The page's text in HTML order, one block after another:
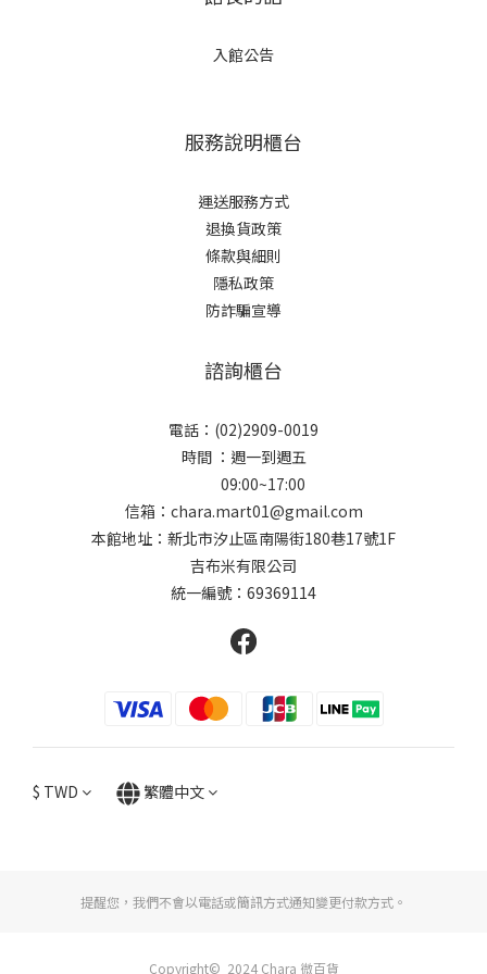
入館公告
服務說明櫃台
運送服務方式
退換貨政策
條款與細則
隱私政策
防詐騙宣導
諮詢櫃台
電話：(02)2909-0019
時間 ：週一到週五
09:00~17:00
信箱：chara.mart01@gmail.com
本館地址：新北市汐止區南陽街180巷17號1F
吉布米有限公司
統一編號：69369114
$ TWD 繁體中文
提醒您，我們不會以電話或簡訊方式通知變更付款方式。
Copyright© 2024 Chara 微百貨